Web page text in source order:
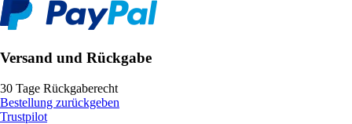
Versand und Rückgabe
30 Tage Rückgaberecht
Bestellung zurückgeben
Trustpilot